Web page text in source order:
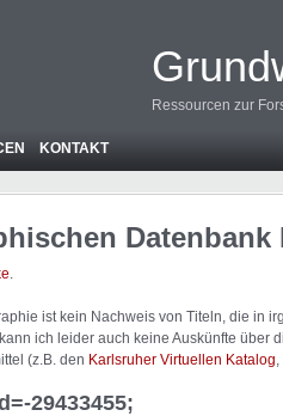
Ressourcen zur
KONTAKT
.
ist kein Nachweis von Titeln, die in
ich leider auch keine Auskünfte über
(z.B. den Karlsruher Virtuellen Katalog
29433455;